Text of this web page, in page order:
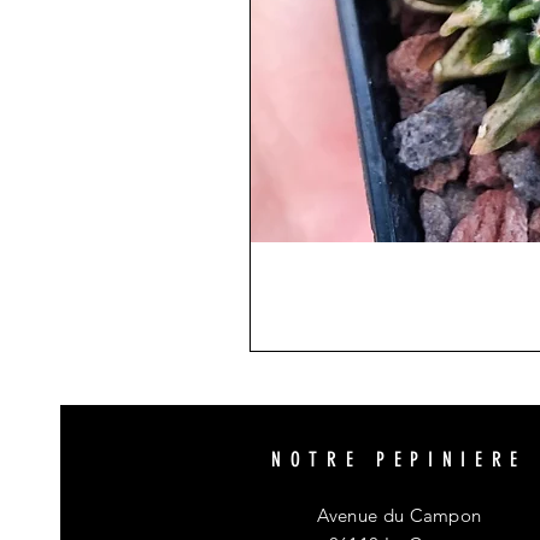
NOTRE PEPINIERE
Avenue du Campon